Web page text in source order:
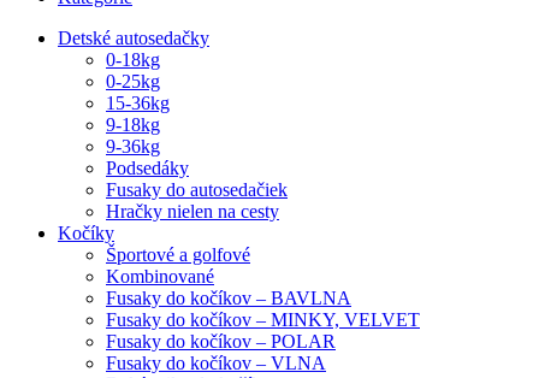
Detské autosedačky
0-18kg
0-25kg
15-36kg
9-18kg
9-36kg
Podsedáky
Fusaky do autosedačiek
Hračky nielen na cesty
Kočíky
Športové a golfové
Kombinované
Fusaky do kočíkov – BAVLNA
Fusaky do kočíkov – MINKY, VELVET
Fusaky do kočíkov – POLAR
Fusaky do kočíkov – VLNA